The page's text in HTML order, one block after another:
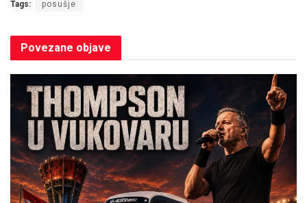
Tags: posušje
Povezane objave